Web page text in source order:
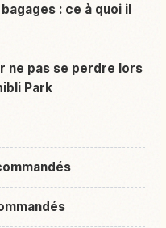
: ce à quoi il
ne pas se perdre lors
Park